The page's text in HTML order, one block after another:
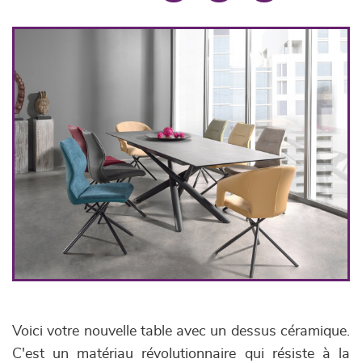
Voici votre nouvelle table avec un dessus céramique.
C'est un matériau révolutionnaire qui résiste à la